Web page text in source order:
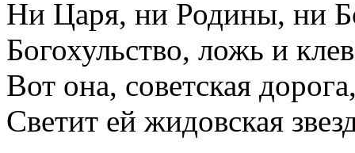
Ни Царя, ни Родины, ни
Богохульство, ложь и
Вот она, советская
Светит ей жидовская